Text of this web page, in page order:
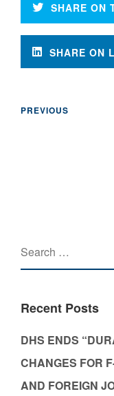
SHARE ON
SHARE ON
PREVIOUS
Recent Posts
DHS ENDS
CHANGES FOR
AND FOREIGN